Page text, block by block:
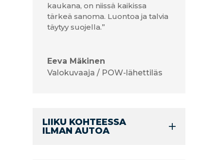
kaukana, on niissä kaikissa
tärkeä sanoma. Luontoa ja talvia
täytyy suojella.”
Eeva Mäkinen
Valokuvaaja / POW-lähettiläs
LIIKU KOHTEESSA
ILMAN AUTOA